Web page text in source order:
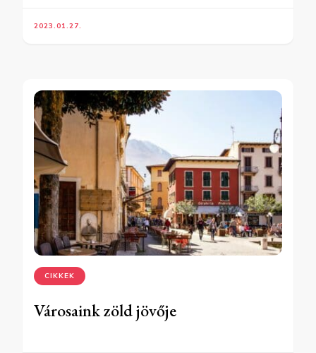
2023.01.27.
CIKKEK
Városaink zöld jövője